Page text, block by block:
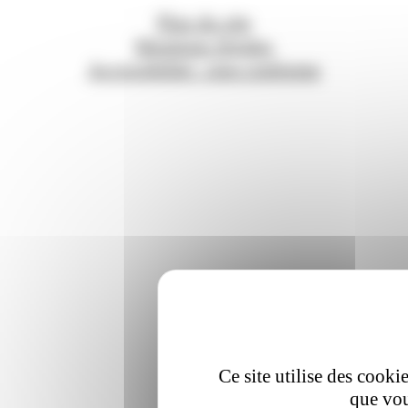
Ce site utilise des
que
Plan du site
Mentions légales
Accessibilité : non conforme